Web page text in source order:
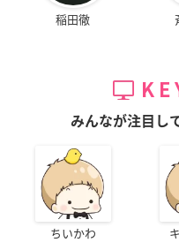
稲田徹
みんなが注目し
ちいかわ